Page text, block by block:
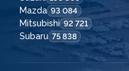
Mazda 93 084
Mitsubishi 92 721
Subaru 75 838